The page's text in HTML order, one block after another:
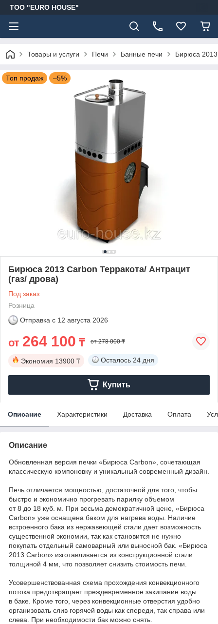
ТОО "EURO HOUSE"
Товары и услуги Печи Банные печи Бирюса 2013
Топ продаж –5%
Бирюса 2013 Carbon Терракота/ Антрацит
(газ/ дрова)
Под заказ
Розница
Отправка с 12 августа 2026
от 264 100 ₸ от 278 000 ₸
Экономия 13900 ₸ Осталось 24 дня
Купить
Описание Характеристики Доставка Оплата
Описание
Обновленная версия печки «Бирюса Carbon», сочетающая
классическую компоновку и уникальный современный дизайн.
Печь отличается мощностью, достаточной для того, чтобы
быстро и экономично прогревать парилку объемом
от 8 до 18 куб. м. При весьма демократичной цене, «Бирюса
Carbon» уже оснащена баком для нагрева воды. Наличие
встроенного бака из нержавеющей стали дает возможность
существенной экономии, так как становится не нужно
покупать отдельный самоварный или выносной бак. «Бирюса
2013 Carbon» изготавливается из конструкционной стали
толщиной 4 мм, что позволяет снизить стоимость печи.
Усовершенствованная схема прохождения конвекционного
потока предотвращает преждевременное закипание воды
в баке. Кроме того, через конвекционные отверстия удобно
организовать слив горячей воды как спереди, так справа или
слева. При необходимости бак можно снять.